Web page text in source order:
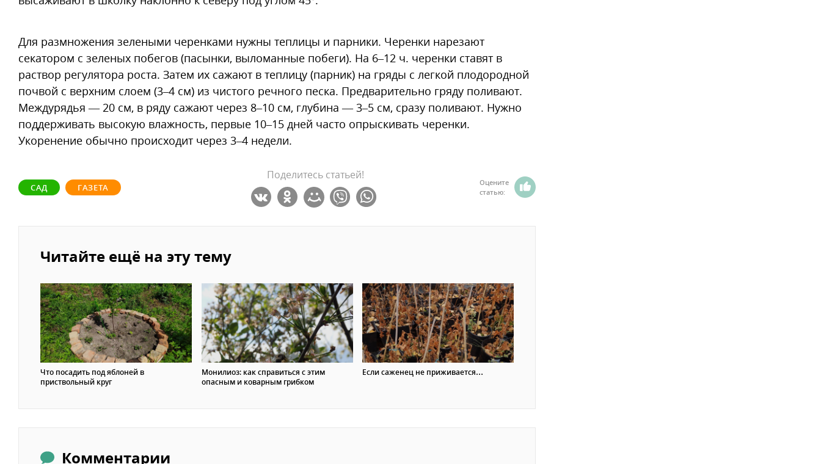
Для размножения зелеными черенками нужны теплицы и парники. Черенки нарезают
секатором с зеленых побегов (пасынки, выломанные побеги). На 6–12 ч. черенки ставят в
раствор регулятора роста. Затем их сажают в теплицу (парник) на гряды с легкой плодородной
почвой с верх­ним слоем (3–4 см) из чистого речного песка. Предварительно гряду поливают.
Междурядья — 20 см, в ряду сажают через 8–10 см, глубина — 3–5 см, сразу поливают. Нужно
поддерживать высокую влажность, первые 10–15 дней часто опрыскивать черенки.
Укоренение обычно происходит через 3–4 недели.
САД ГАЗЕТА
Поделитесь статьей!
Оцените
статью:
Читайте ещё на эту тему
Что посадить под яблоней в
приствольный круг
Монилиоз: как справиться с этим
опасным и коварным грибком
Если саженец не приживается…
Комментарии